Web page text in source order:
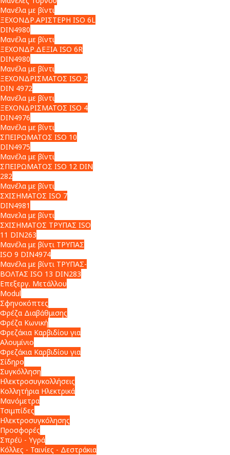
Μανέλα με βίντι
ΞΕΧΟΝΔΡ.ΑΡΙΣΤΕΡΗ ISO 6L
DIN4980
Μανέλα με βίντι
ΞΕΧΟΝΔΡ.ΔΕΞΙΑ ISO 6R
DIN4980
Μανέλα με βίντι
ΞΕΧΟΝΔΡΙΣΜΑΤΟΣ ISO 2
DIN 4972
Μανέλα με βίντι
ΞΕΧΟΝΔΡΙΣΜΑΤΟΣ ISO 4
DIN4976
Μανέλα με βίντι
ΣΠΕΙΡΩΜΑΤΟΣ ISO 10
DIN4975
Μανέλα με βίντι
ΣΠΕΙΡΩΜΑΤΟΣ ISO 12 DIN
282
Μανέλα με βίντι
ΣΧΙΣΗΜΑΤΟΣ ISO 7
DIN4981
Μανελα με βίντι
ΣΧΙΣΗΜΑΤΟΣ ΤΡΥΠΑΣ ISO
11 DIN263
Μανέλα με βίντι ΤΡΥΠΑΣ
ISO 9 DIN4974
Μανέλα με βίντι ΤΡΥΠΑΣ-
ΒΟΛΤΑΣ ISO 13 DIN283
Επεξεργ. Μετάλλου
Modul
Σφηνοκόπτες
Φρέζα Διαβάθμισης
Φρέζα Κωνική
Φρεζάκια Καρβιδίου για
Αλουμίνιο
Φρεζάκια Καρβιδίου για
Σίδηρο
Συγκόλληση
Ηλεκτροσυγκολλήσεις
Κολλητήρια Ηλεκτρικά
Μανόμετρα
Τσιμπίδες
Ηλεκτροσυγκόλησης
Προσφορές
Σπρέϋ - Υγρά
Κόλλες - Ταινίες - Δεστράκια